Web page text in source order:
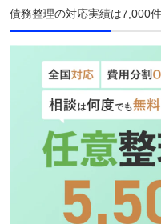
債務整理の対応実績は7,000件